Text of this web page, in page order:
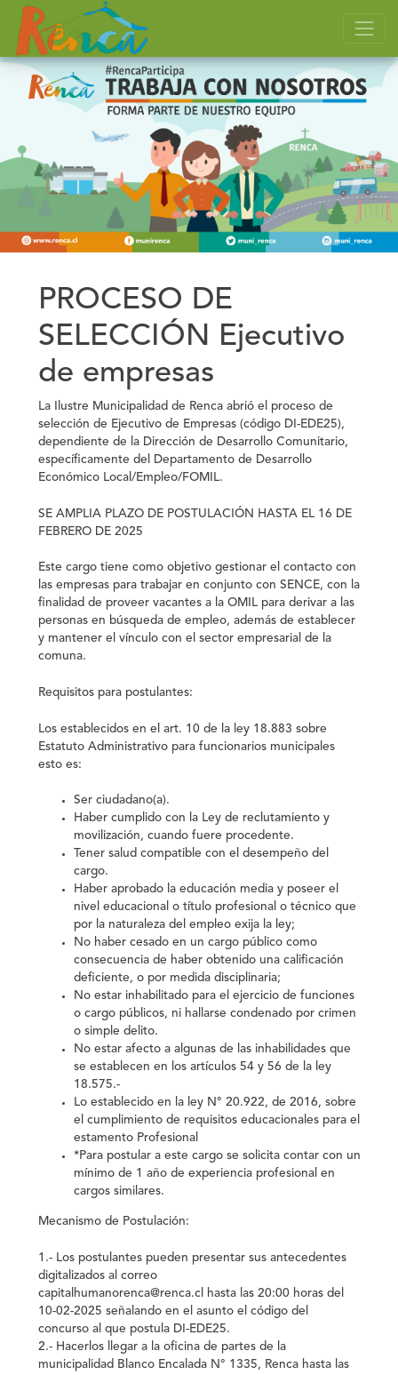
PROCESO DE
SELECCIÓN Ejecutivo
de empresas
La Ilustre Municipalidad de Renca abrió el proceso de
selección de Ejecutivo de Empresas (código DI-EDE25),
dependiente de la Dirección de Desarrollo Comunitario,
específicamente del Departamento de Desarrollo
Económico Local/Empleo/FOMIL.
SE AMPLIA PLAZO DE POSTULACIÓN HASTA EL 16 DE
FEBRERO DE 2025
Este cargo tiene como objetivo gestionar el contacto con
las empresas para trabajar en conjunto con SENCE, con la
finalidad de proveer vacantes a la OMIL para derivar a las
personas en búsqueda de empleo, además de establecer
y mantener el vínculo con el sector empresarial de la
comuna.
Requisitos para postulantes:
Los establecidos en el art. 10 de la ley 18.883 sobre
Estatuto Administrativo para funcionarios municipales
esto es:
Ser ciudadano(a).
Haber cumplido con la Ley de reclutamiento y
movilización, cuando fuere procedente.
Tener salud compatible con el desempeño del
cargo.
Haber aprobado la educación media y poseer el
nivel educacional o título profesional o técnico que
por la naturaleza del empleo exija la ley;
No haber cesado en un cargo público como
consecuencia de haber obtenido una calificación
deficiente, o por medida disciplinaria;
No estar inhabilitado para el ejercicio de funciones
o cargo públicos, ni hallarse condenado por crimen
o simple delito.
No estar afecto a algunas de las inhabilidades que
se establecen en los artículos 54 y 56 de la ley
18.575.-
Lo establecido en la ley N° 20.922, de 2016, sobre
el cumplimiento de requisitos educacionales para el
estamento Profesional
*Para postular a este cargo se solicita contar con un
mínimo de 1 año de experiencia profesional en
cargos similares.
Mecanismo de Postulación:
1.- Los postulantes pueden presentar sus antecedentes
digitalizados al correo
capitalhumanorenca@renca.cl hasta las 20:00 horas del
10-02-2025 señalando en el asunto el código del
concurso al que postula DI-EDE25.
2.- Hacerlos llegar a la oficina de partes de la
municipalidad Blanco Encalada N° 1335, Renca hasta las